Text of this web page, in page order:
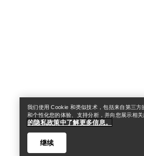
我们使用 Cookie 和类似技术，包括来自第三方
和个性化您的体验、支持分析，并向您展示相关
的隐私政策中了解更多信息。
继续